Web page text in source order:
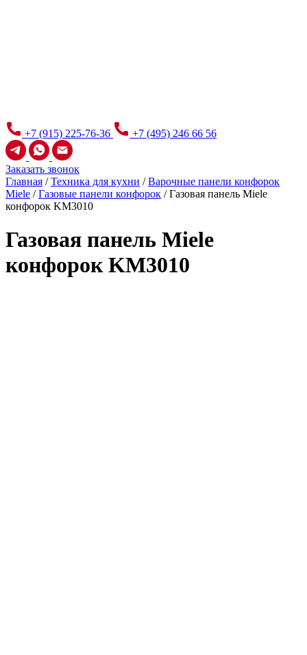
+7 (915) 225-76-36 +7 (495) 246 66 56
Заказать звонок
Главная /Техника для кухни /Варочные панели конфорок
Miele /Газовые панели конфорок /Газовая панель Miele
конфорок KM3010
Газовая панель Miele
конфорок KM3010